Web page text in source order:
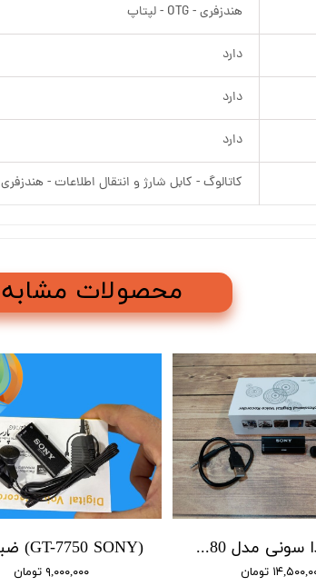
هندزفری - OTG - لپتاپ
دارد
دارد
دارد
کاتالوگ - کابل شارژ و انتقال اطلاعات - هندزفری
۹,۰۰۰,۰۰۰ تومان
ضبط صدا سونی مدل 9980 / 4 روز شارژ / 16 گیگابایت / سنسور صدا
تومان
محصولات مشابه